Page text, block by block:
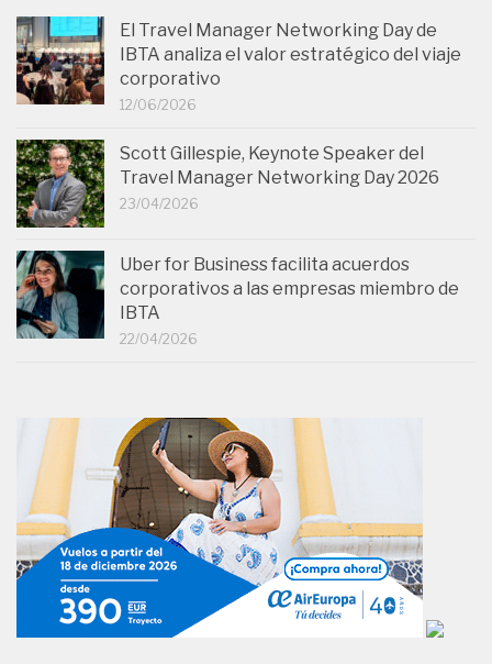
El Travel Manager Networking Day de
IBTA analiza el valor estratégico del viaje
corporativo
12/06/2026
Scott Gillespie, Keynote Speaker del
Travel Manager Networking Day 2026
23/04/2026
Uber for Business facilita acuerdos
corporativos a las empresas miembro de
IBTA
22/04/2026